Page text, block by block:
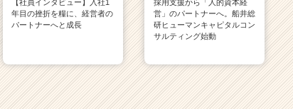
【社員インタビュー】入社1
年目の挫折を糧に、経営者の
パートナーへと成長
採用支援から「人的資本経
営」のパートナーへ。船井総
研ヒューマンキャピタルコン
サルティング始動